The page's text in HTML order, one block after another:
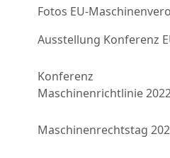
Fotos EU-
Ausstellung Konferenz
Konferenz
Maschinenrichtlinie
Maschinenrechtstag